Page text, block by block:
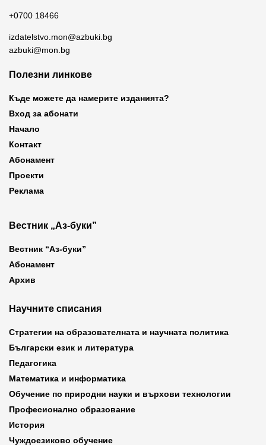
+0700 18466
izdatelstvo.mon@azbuki.bg
azbuki@mon.bg
Полезни линкове
Къде можете да намерите изданията?
Вход за абонати
Начало
Контакт
Абонамент
Проекти
Реклама
Вестник „Аз-буки”
Вестник “Аз-буки”
Абонамент
Архив
Научните списания
Стратегии на образователната и научната политика
Български език и литература
Педагогика
Математика и информатика
Обучение по природни науки и върхови технологии
Професионално образование
История
Чуждоезиково обучение